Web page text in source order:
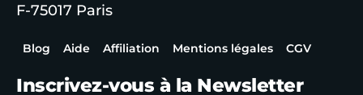
F-75017 Paris
Blog Aide Affiliation Mentions légales CGV
Inscrivez-vous à la Newsletter